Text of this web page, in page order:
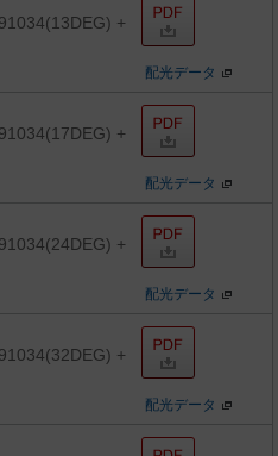
+
配光データ
+
配光データ
+
配光データ
+
配光データ